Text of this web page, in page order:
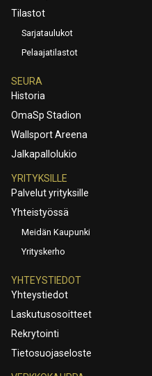
Tilastot
Sarjataulukot
Pelaajatilastot
SEURA
Historia
OmaSp Stadion
Wallsport Areena
Jalkapallolukio
YRITYKSILLE
Palvelut yrityksille
Yhteistyössä
Meidän Kaupunki
Yrityskerho
YHTEYSTIEDOT
Yhteystiedot
Laskutusosoitteet
Rekrytointi
Tietosuojaseloste